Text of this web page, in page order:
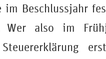
im Beschlussjahr
Wer also im